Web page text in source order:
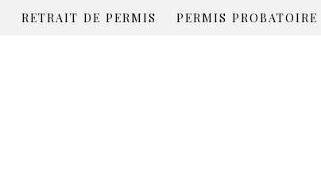
RETRAIT DE PERMIS PERMIS PROBATOIRE